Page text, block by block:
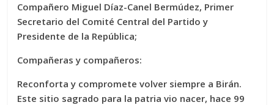
Compañero Miguel Díaz-Canel Bermúdez, Primer
Secretario del Comité Central del Partido y
Presidente de la República;
Compañeras y compañeros:
Reconforta y compromete volver siempre a Birán.
Este sitio sagrado para la patria vio nacer, hace 99